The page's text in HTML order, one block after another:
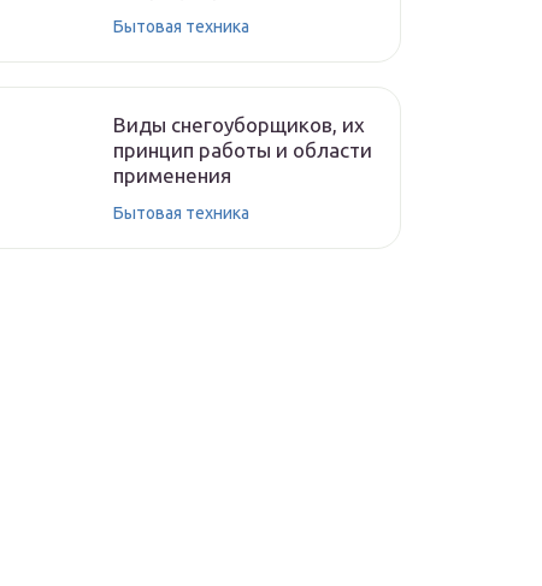
Бытовая техника
Виды снегоуборщиков, их
принцип работы и области
применения
Бытовая техника